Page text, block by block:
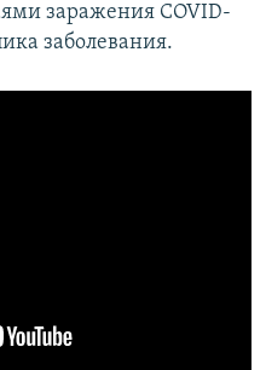
заражения COVID-
заболевания.